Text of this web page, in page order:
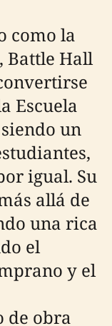
como la
Hall
Escuela
un
igual. Su
allá de
una rica
el
y el
de obra